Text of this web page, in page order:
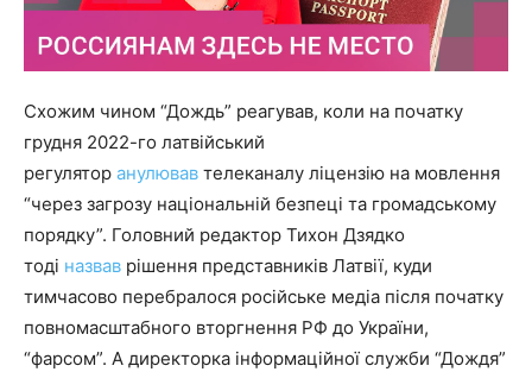
Схожим чином “Дождь” реагував, коли на початку
грудня 2022-го латвійський
регулятор анулював телеканалу ліцензію на мовлення
“через загрозу національній безпеці та громадському
порядку”. Головний редактор Тихон Дзядко
тоді назвав рішення представників Латвії, куди
тимчасово перебралося російське медіа після початку
повномасштабного вторгнення РФ до України,
“фарсом”. А директорка інформаційної служби “Дождя”